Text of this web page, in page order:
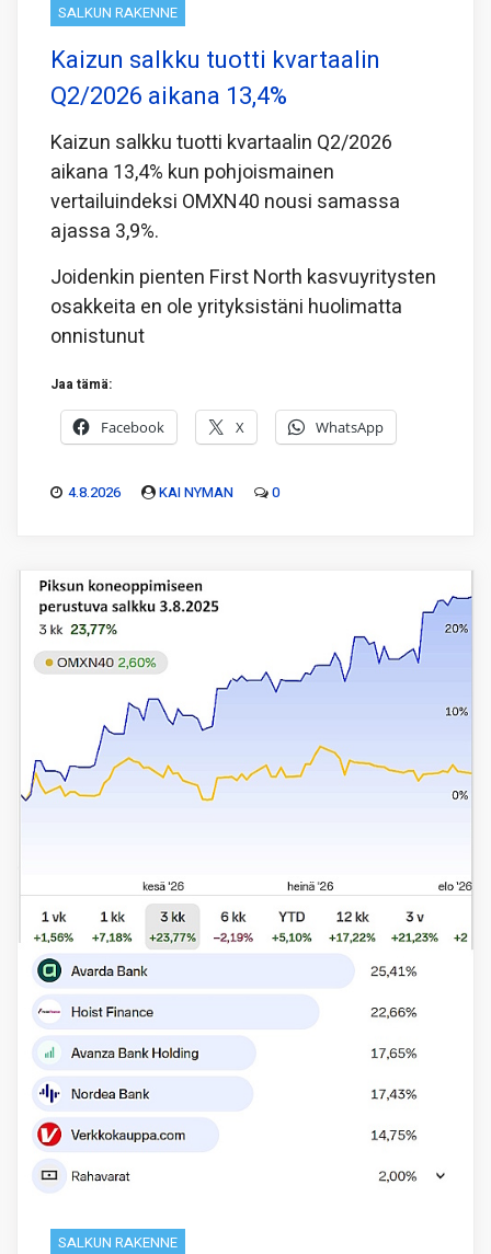
SALKUN RAKENNE
Kaizun salkku tuotti kvartaalin
Q2/2026 aikana 13,4%
Kaizun salkku tuotti kvartaalin Q2/2026
aikana 13,4% kun pohjoismainen
vertailuindeksi OMXN40 nousi samassa
ajassa 3,9%.
Joidenkin pienten First North kasvuyritysten
osakkeita en ole yrityksistäni huolimatta
onnistunut
Jaa tämä:
Facebook X WhatsApp
4.8.2026 KAI NYMAN 0
SALKUN RAKENNE